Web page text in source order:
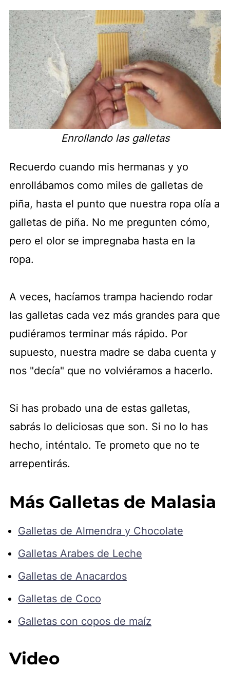
Enrollando las galletas
Recuerdo cuando mis hermanas y yo
enrollábamos como miles de galletas de
piña, hasta el punto que nuestra ropa olía a
galletas de piña. No me pregunten cómo,
pero el olor se impregnaba hasta en la
ropa.
A veces, hacíamos trampa haciendo rodar
las galletas cada vez más grandes para que
pudiéramos terminar más rápido. Por
supuesto, nuestra madre se daba cuenta y
nos "decía" que no volviéramos a hacerlo.
Si has probado una de estas galletas,
sabrás lo deliciosas que son. Si no lo has
hecho, inténtalo. Te prometo que no te
arrepentirás.
Más Galletas de Malasia
Galletas de Almendra y Chocolate
Galletas Arabes de Leche
Galletas de Anacardos
Galletas de Coco
Galletas con copos de maíz
Video